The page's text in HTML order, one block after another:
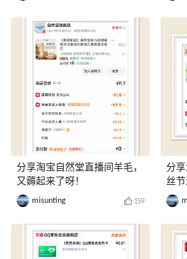
分享淘宝自然堂直播间羊毛，
又薅起来了呀！
misunting 159
分
丝节